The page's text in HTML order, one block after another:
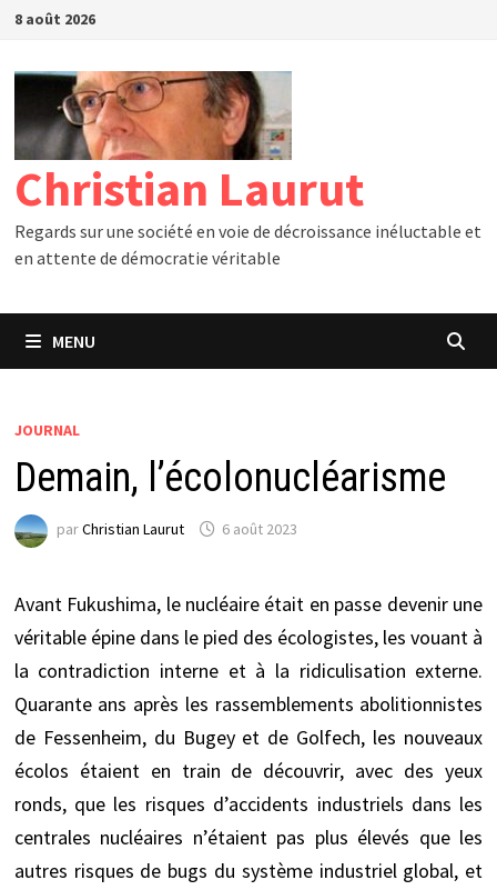
Passer
contenu
8 août 2026
Christian Laurut
Regards sur une société en voie de décroissance inéluctable et
en attente de démocratie véritable
MENU
JOURNAL
Demain, l’écolonucléarisme
parChristian Laurut 6 août 2023
Avant Fukushima, le nucléaire était en passe devenir une
véritable épine dans le pied des écologistes, les vouant à
la contradiction interne et à la ridiculisation externe.
Quarante ans après les rassemblements abolitionnistes
de Fessenheim, du Bugey et de Golfech, les nouveaux
écolos étaient en train de découvrir, avec des yeux
ronds, que les risques d’accidents industriels dans les
centrales nucléaires n’étaient pas plus élevés que les
autres risques de bugs du système industriel global, et